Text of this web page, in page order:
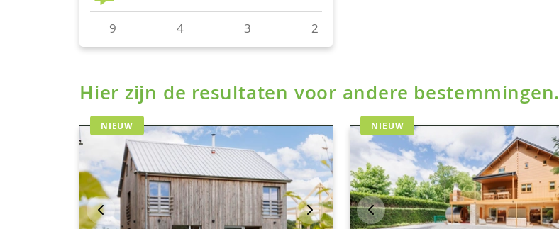
Hier zijn de resultaten voor andere bestemmingen.